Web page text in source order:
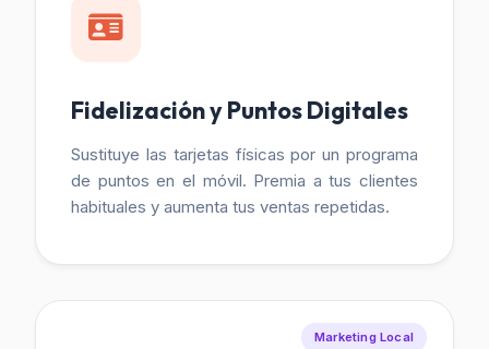
Fidelización y Puntos Digitales
Sustituye las tarjetas físicas por un programa
de puntos en el móvil. Premia a tus clientes
habituales y aumenta tus ventas repetidas.
Marketing Local